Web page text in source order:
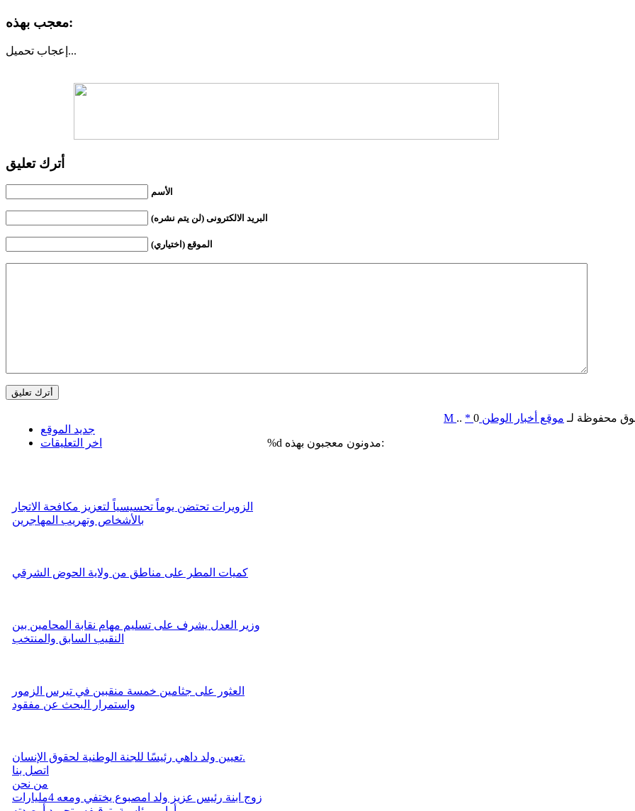
معجب بهذه:
إعجاب تحميل...
أترك تعليق
الأسم
البريد الالكترونى (لن يتم نشره)
الموقع (اختياري)
جديد الموقع
اخر التعليقات
الزويرات تحتضن يوماً تحسيسياً لتعزيز مكافحة الاتجار
بالأشخاص وتهريب المهاجرين
كميات المطر على مناطق من ولاية الحوض الشرقي
وزير العدل يشرف على تسليم مهام نقابة المحامين بين
النقيب السابق والمنتخب
العثور على جثامين خمسة منقبين في تيرس الزمور
واستمرار البحث عن مفقود
تعيين ولد داهي رئيسًا للجنة الوطنية لحقوق الإنسان.
اتصل بنا
من نحن
زوج ابنة رئيس عزيز ولد امصبوع يختفي ومعه 4مليارات
M .. * محفوظة لـ موقع أخبار الوطن 0
%d مدونون معجبون بهذه: